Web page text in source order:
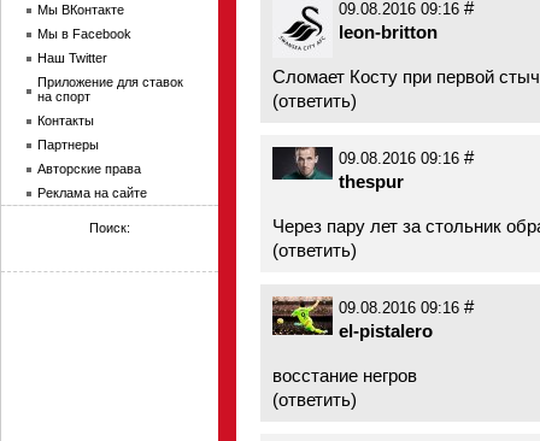
09.08.2016 09:16 #
leon-britton
Сломает Косту при первой
(ответить)
09.08.2016 09:16 #
thespur
Через пару лет за стольник
(ответить)
09.08.2016 09:16 #
el-pistalero
восстание негров
(ответить)
Мы ВКонтакте
Мы в Facebook
Наш Twitter
Приложение для ставок
на спорт
Контакты
Партнеры
Авторские права
Реклама на сайте
Поиск: